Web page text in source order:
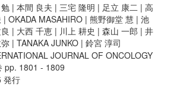
| 本間 良夫 | 三宅 隆明 | 足立 康二 | 高
| OKADA MASAHIRO | 熊野御堂 慧 | 池
| 大西 千恵 | 川上 耕史 | 森山 一郎 | 井
弥 | TANAKA JUNKO | 鈴宮 淳司
JOURNAL OF ONCOLOGY
pp. 1801 - 1809
発行